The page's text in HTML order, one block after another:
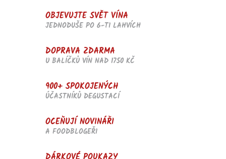
i
s
OBJEVUJTE SVĚT VÍNA
JEDNODUŠE PO 6-TI LAHVÍCH
DOPRAVA ZDARMA
U BALÍČKŮ VÍN NAD 1750 KČ
900+ SPOKOJENÝCH
ÚČASTNÍKŮ DEGUSTACÍ
OCEŇUJÍ NOVINÁŘI
A FOODBLOGEŘI